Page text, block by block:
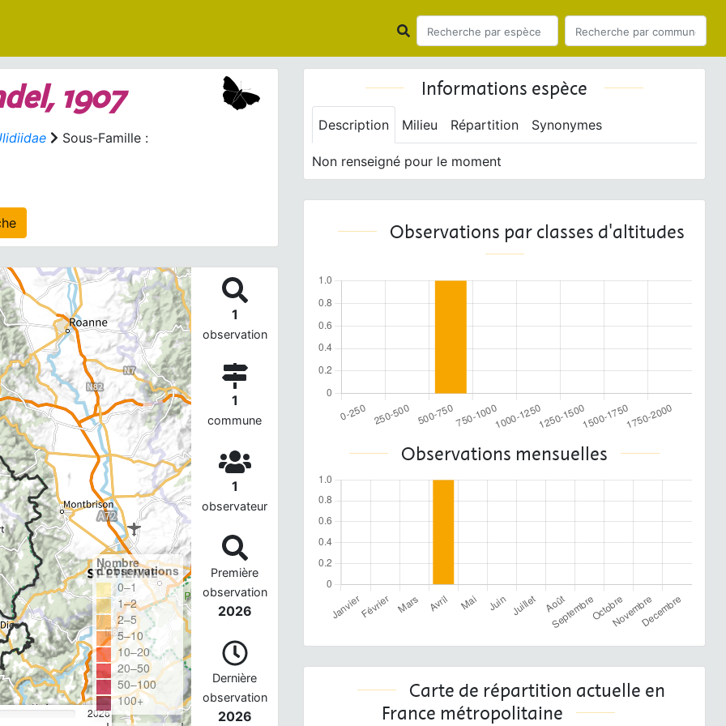
1907
Sous-Famille :
sur cette fiche
2026
Nombre
d'observations
0–1
1–2
2–5
5–10
10–20
20–50
50–100
100+
1
observation
1
commune
1
observateur
Première
observation
2026
Dernière
observation
2026
Informations espèce
Description Milieu Répartition Synonymes
Non renseigné pour le moment
Observations par classes d'altitudes
Observations mensuelles
Carte de répartition actuelle en
France métropolitaine